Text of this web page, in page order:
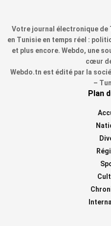
Votre journal électronique de
en Tunisie en temps réel :
et plus encore. Webdo, une
cœur
Webdo.tn est édité par la
–
Plan